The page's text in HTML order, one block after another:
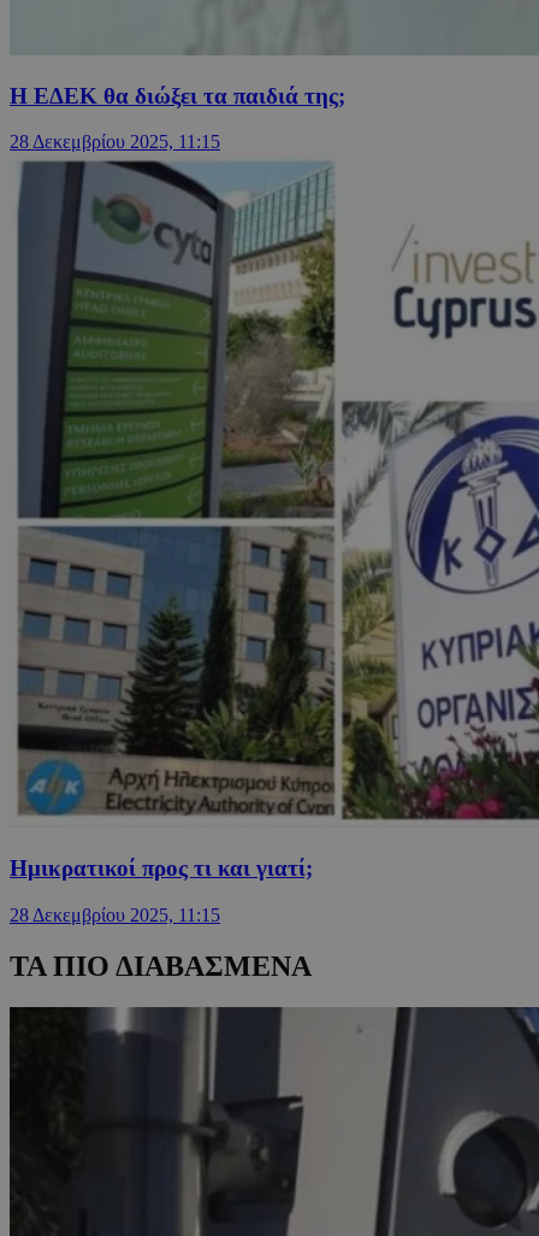
Η ΕΔΕΚ θα διώξει τα παιδιά της;
28 Δεκεμβρίου 2025, 11:15
Ημικρατικοί προς τι και γιατί;
28 Δεκεμβρίου 2025, 11:15
ΤΑ ΠΙΟ ΔΙΑΒΑΣΜΕΝΑ